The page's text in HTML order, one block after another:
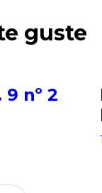
guste
nº 2